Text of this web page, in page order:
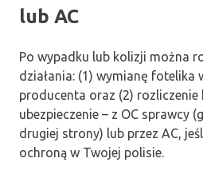
lub AC
Po wypadku lub kolizji można
działania: (1) wymianę fotelika
producenta oraz (2) rozliczenie
ubezpieczenie – z OC sprawcy
drugiej strony) lub przez AC,
ochroną w Twojej polisie.